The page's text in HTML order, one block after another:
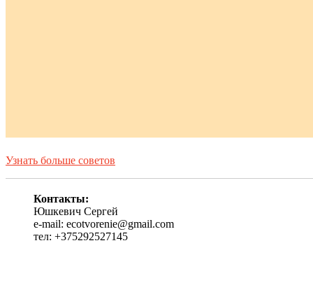
Узнать больше советов
Контакты:
Юшкевич Сергей
e-mail: ecotvorenie@gmail.com
тел: +375292527145